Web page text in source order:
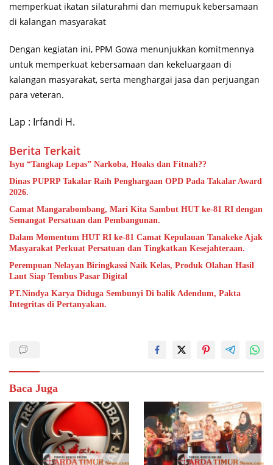
memperkuat ikatan silaturahmi dan memupuk kebersamaan
di kalangan masyarakat
Dengan kegiatan ini, PPM Gowa menunjukkan komitmennya
untuk memperkuat kebersamaan dan kekeluargaan di
kalangan masyarakat, serta menghargai jasa dan perjuangan
para veteran.
Lap : Irfandi H.
Berita Terkait
Isyu “Tangkap Lepas” Narkoba, Hoaks dan Fitnah??
Dinas PUPRP Takalar Raih Penghargaan OPD Pada Takalar Award
2026.
Camat Mangarabombang, Mari Kita Sambut HUT ke-81 RI dengan
Semangat Persatuan dan Pembangunan.‍
Dalam Momentum HUT RI ke-81 Camat Kepulauan Tanakeke Ajak
Masyarakat Perkuat Persatuan dan Tingkatkan Kesejahteraan.
Perempuan Nelayan Biringkassi Naik Kelas, Produk Olahan Hasil
Laut Siap Tembus Pasar Digital
PT.Nindya Karya Diduga Sembunyi Di balik Adendum, Pakta
Integritas di Pertanyakan.
Baca Juga